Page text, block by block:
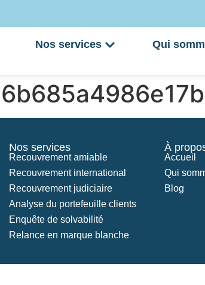
Nos services Qui
Nos services
Recouvrement amiable
Recouvrement international
Recouvrement judiciaire
Analyse du portefeuille clients
Enquête de solvabilité
Relance en marque blanche
À
Accueil
Qui
Blog